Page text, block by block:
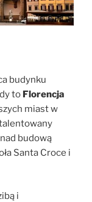
budynku
to Florencja
miast w
budową
Santa Croce i
i